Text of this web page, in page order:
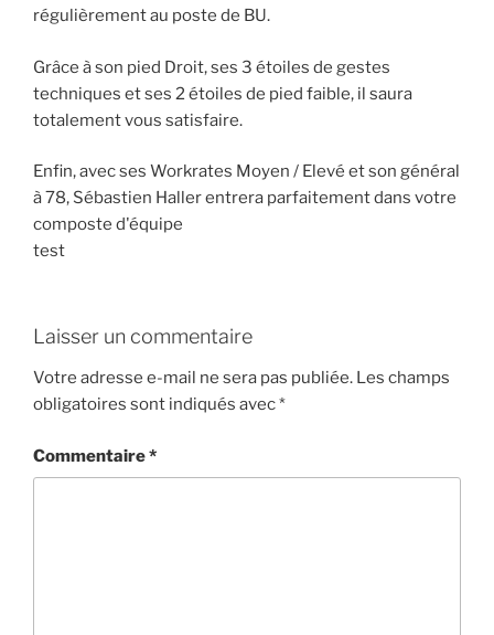
régulièrement au poste de BU.
Grâce à son pied Droit, ses 3 étoiles de gestes
techniques et ses 2 étoiles de pied faible, il saura
totalement vous satisfaire.
Enfin, avec ses Workrates Moyen / Elevé et son général
à 78, Sébastien Haller entrera parfaitement dans votre
composte d'équipe
test
Laisser un commentaire
Votre adresse e-mail ne sera pas publiée. Les champs
obligatoires sont indiqués avec*
Commentaire*